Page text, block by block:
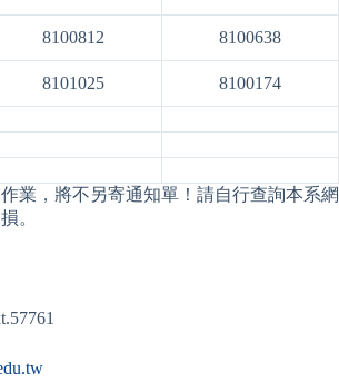
8100812 8100638
8101025 8100174
業，將不另寄通知單！請自行查詢本系網
。